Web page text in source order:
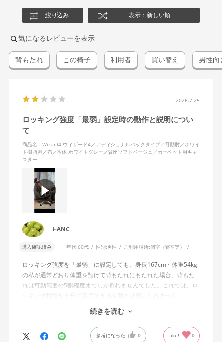
絞り込み 表示：新しい順
気になるレビューを表示
背もたれ この椅子 利用者 買い替え 男性向
2026.7.25
ロッキング強度「最弱」設定時の動作と説明につい
て
商品名：Wizard4 ウィザード4／アディショナルバックタイプ／可動肘／ホワイ
ト樹脂脚／布／本体 ホワイトグレー／背座ソフトベージュ／カーペット用キャ
スター
HANC
購入確認済み 年代:60代 性別:男性 ご利用場所:個室（寝室等）
ロッキング強度を「最弱」に設定しても、身長167cm・体重54kg
の私が通常どおり体重を預けて背もたれにもたれた場合、背もた
れは可動範囲の5割程度までしか倒れませんでした。これでは、ロ
ッキング機能を十分に活用できる状態とは感じられません。
私は勤務先で約11年間、同シリーズのWizard2を使用していま
す。Wizard2にもロッキング強度調整機能が備わっており、最弱に
設定した場合は、通常どおり体重を預けることで背もたれは可動
続きを読む
参考になった 0 Like! 0